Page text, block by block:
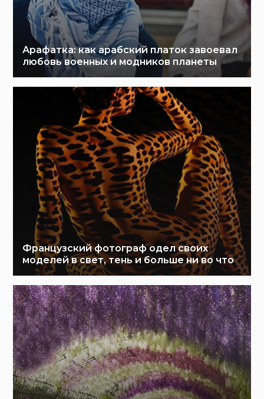
Арафатка: как арабский платок завоевал
любовь военных и модников планеты
Французский фотограф одел своих
моделей в свет, тень и больше ни во что